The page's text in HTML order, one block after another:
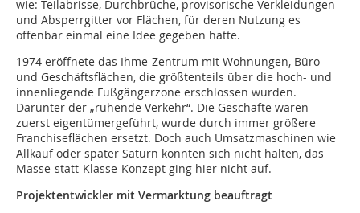
wie: Teilabrisse, Durchbrüche, provisorische Verkleidungen
und Absperrgitter vor Flächen, für deren Nutzung es
offenbar einmal eine Idee gegeben hatte.
1974 eröffnete das Ihme-Zentrum mit Wohnungen, Büro-
und Geschäftsflächen, die größtenteils über die hoch- und
innenliegende Fußgängerzone erschlossen wurden.
Darunter der „ruhende Verkehr“. Die Geschäfte waren
zuerst eigentümergeführt, wurde durch immer größere
Franchiseflächen ersetzt. Doch auch Umsatzmaschinen wie
Allkauf oder später Saturn konnten sich nicht halten, das
Masse-statt-Klasse-Konzept ging hier nicht auf.
Projektentwickler mit Vermarktung beauftragt